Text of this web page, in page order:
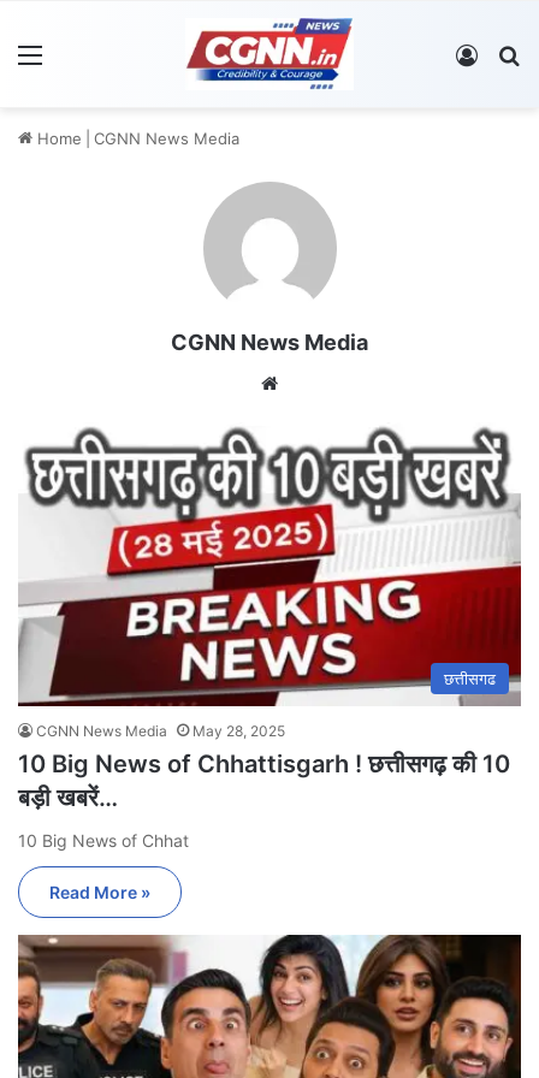
Log In
Home CGNN News Media
CGNN News Media
te
छत्तीसगढ
CGNN News Media May 28, 2025
10 Big News of Chhattisgarh ! छत्तीसगढ़ की 10
बड़ी खबरें…
10 Big News of Chhat
Read More »